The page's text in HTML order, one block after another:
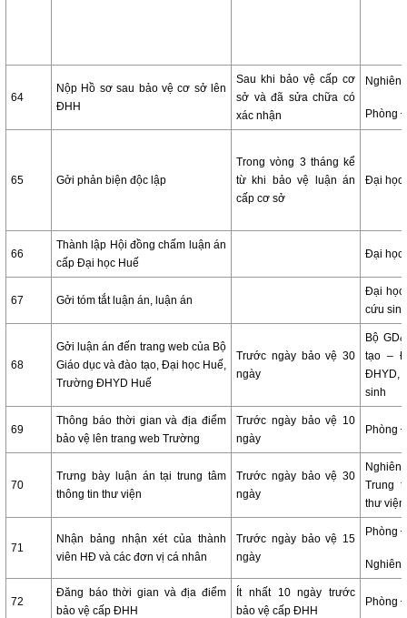
64
Nộp Hồ sơ sau bảo vệ cơ sở lên
ĐHH
Sau khi bảo vệ cấp cơ
sở và đã sửa chữa có
xác nhận
Nghiên
Phòng
65 Gởi phản biện độc lập
Trong vòng 3 tháng kể
từ khi bảo vệ luận án
cấp cơ sở
Đại học
66
Thành lập Hội đồng chấm luận án
cấp Đại học Huế
Đại học
67 Gởi tóm tắt luận án, luận án
Đại học
cứu sinh
68
Gởi luận án đến trang web của Bộ
Giáo dục và đào tạo, Đại học Huế,
Trường ĐHYD Huế
Trước ngày bảo vệ 30
ngày
Bộ
tạo –
ĐHYD,
sinh
69
Thông báo thời gian và địa điểm
bảo vệ lên trang web Trường
Trước ngày bảo vệ 10
ngày
Phòng
70
Trưng bày luận án tại trung tâm
thông tin thư viện
Trước ngày bảo vệ 30
ngày
Trung
thư viện
71
Nhận bảng nhận xét của thành
viên HĐ và các đơn vị cá nhân
Trước ngày bảo vệ 15
ngày
Phòng
Nghiên
72
Đăng báo thời gian và địa điểm
bảo vệ cấp ĐHH
Ít nhất 10 ngày trước
bảo vệ cấp ĐHH
Phòng